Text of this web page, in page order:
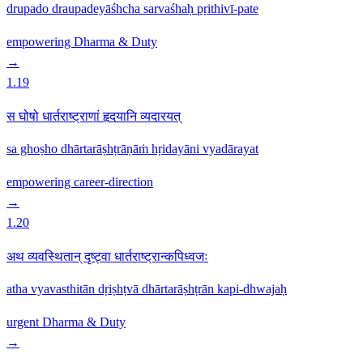
drupado draupadeyāśhcha sarvaśhaḥ pṛithivī-pate
empowering Dharma & Duty
→
1.19
स घोषो धार्तराष्ट्राणां हृदयानि व्यदारयत्
sa ghoṣho dhārtarāṣhṭrāṇāṁ hṛidayāni vyadārayat
empowering career-direction
→
1.20
अथ व्यवस्थितान् दृष्ट्वा धार्तराष्ट्रान्कपिध्वजः
atha vyavasthitān dṛiṣhṭvā dhārtarāṣhṭrān kapi-dhwajaḥ
urgent Dharma & Duty
→